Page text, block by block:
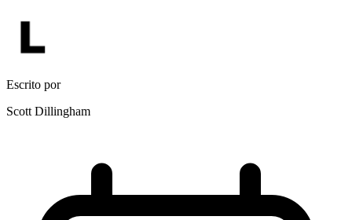
Escrito por
Scott Dillingham